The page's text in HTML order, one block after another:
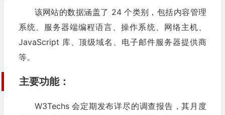
该网站的数据涵盖了 24 个类别，包括内容管理
系统、服务器端编程语言、操作系统、网络主机、
JavaScript 库、顶级域名、电子邮件服务器提供商
等。
主要功能：
W3Techs 会定期发布详尽的调查报告，其月度